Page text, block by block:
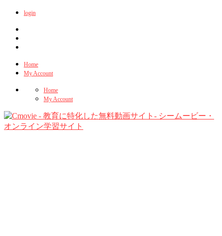
login
Home
My Account
Home
My Account